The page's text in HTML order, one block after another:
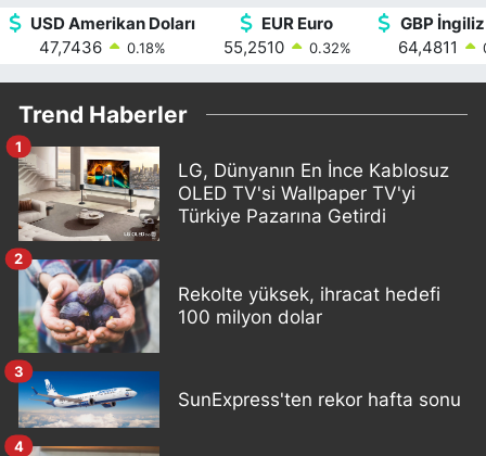
USD Amerikan Doları
47,7436
0.18%
EUR Euro
55,2510
0.32%
GBP
64,4811
Trend Haberler
LG, Dünyanın En İnce Kablosuz
OLED TV'si Wallpaper TV'yi
Türkiye Pazarına Getirdi
1
Rekolte yüksek, ihracat hedefi
100 milyon dolar
2
SunExpress'ten rekor hafta sonu
3
4